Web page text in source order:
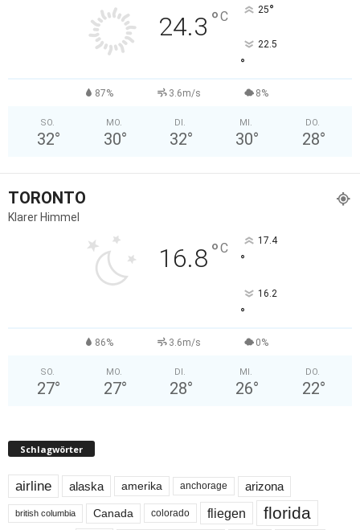
24.3 °C 25°
22.5
°
87% 3.6m/s 8%
SO.
32°
MO.
30°
DI.
32°
MI.
30°
DO.
28°
TORONTO
Klarer Himmel
16.8°C 17.4
°
16.2
°
86% 3.6m/s 0%
SO.
27°
MO.
27°
DI.
28°
MI.
26°
DO.
22°
Schlagwörter
airline alaska amerika anchorage arizona
british columbia Canada colorado fliegen florida